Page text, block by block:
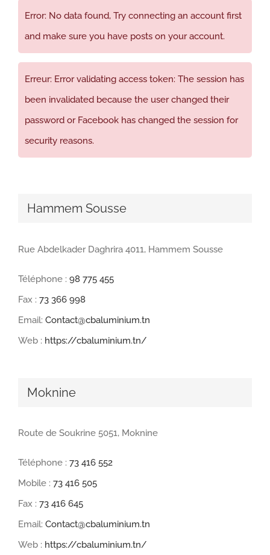
Error: No data found, Try connecting an account first
and make sure you have posts on your account.
Erreur: Error validating access token: The session has
been invalidated because the user changed their
password or Facebook has changed the session for
security reasons.
Hammem Sousse
Rue Abdelkader Daghrira 4011, Hammem Sousse
Téléphone : 98 775 455
Fax : 73 366 998
Email: Contact@cbaluminium.tn
Web : https://cbaluminium.tn/
Moknine
Route de Soukrine 5051, Moknine
Téléphone : 73 416 552
Mobile : 73 416 505
Fax : 73 416 645
Email: Contact@cbaluminium.tn
Web : https://cbaluminium.tn/